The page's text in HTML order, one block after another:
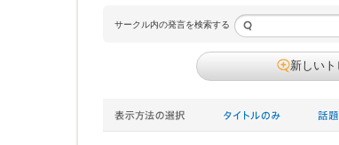
サークル内の発言を検索する
新しい